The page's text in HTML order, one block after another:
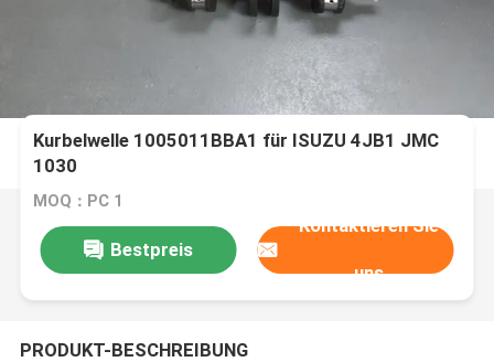
Kurbelwelle 1005011BBA1 für ISUZU 4JB1 JMC
1030
MOQ：PC 1
Bestpreis
Kontaktieren Sie
uns
PRODUKT-BESCHREIBUNG